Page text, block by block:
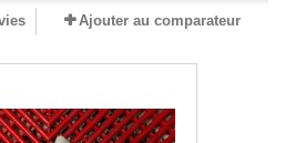
Ajouter au comparateur